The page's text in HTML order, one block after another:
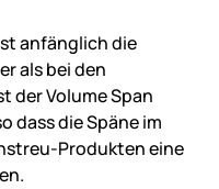
anfänglich die
als bei den
der Volume Span
dass die Späne im
Produkten eine